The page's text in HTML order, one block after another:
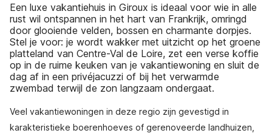
Een luxe vakantiehuis in Giroux is ideaal voor wie in alle
rust wil ontspannen in het hart van Frankrijk, omringd
door glooiende velden, bossen en charmante dorpjes.
Stel je voor: je wordt wakker met uitzicht op het groene
platteland van Centre-Val de Loire, zet een verse koffie
op in de ruime keuken van je vakantiewoning en sluit de
dag af in een privéjacuzzi of bij het verwarmde
zwembad terwijl de zon langzaam ondergaat.
Veel vakantiewoningen in deze regio zijn gevestigd in
karakteristieke boerenhoeves of gerenoveerde landhuizen,